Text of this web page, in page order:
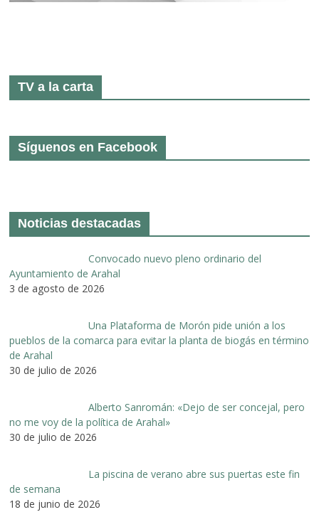
TV a la carta
Síguenos en Facebook
Noticias destacadas
Convocado nuevo pleno ordinario del
Ayuntamiento de Arahal
3 de agosto de 2026
Una Plataforma de Morón pide unión a los
pueblos de la comarca para evitar la planta de biogás en término
de Arahal
30 de julio de 2026
Alberto Sanromán: «Dejo de ser concejal, pero
no me voy de la política de Arahal»
30 de julio de 2026
La piscina de verano abre sus puertas este fin
de semana
18 de junio de 2026